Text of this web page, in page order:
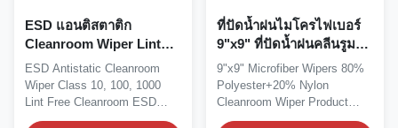
ESD แอนติสตาติก
Cleanroom Wiper Lint
Free Cleanroom ESD
โพลีเอสเตอร์ วีเปอร์
ESD Antistatic Cleanroom
Wiper Class 10, 100, 1000
Lint Free Cleanroom ESD
Polyester Wiper...
ที่ปัดน้ำฝนไมโครไฟเบอร์
9"x9" ที่ปัดน้ำฝนคลีนรูม
โพลีเอสเตอร์ 80% +
ไนลอน 20%
9"x9" Microfiber Wipers 80%
Polyester+20% Nylon
Cleanroom Wiper Product
Description:...